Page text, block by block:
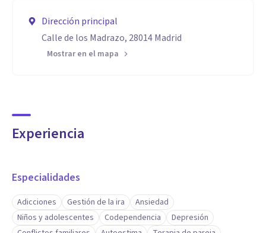
Dirección principal
Calle de los Madrazo, 28014 Madrid
Mostrar en el mapa
Experiencia
Especialidades
Adicciones Gestión de la ira
Ansiedad
Niños y adolescentes
Codependencia
Depresión